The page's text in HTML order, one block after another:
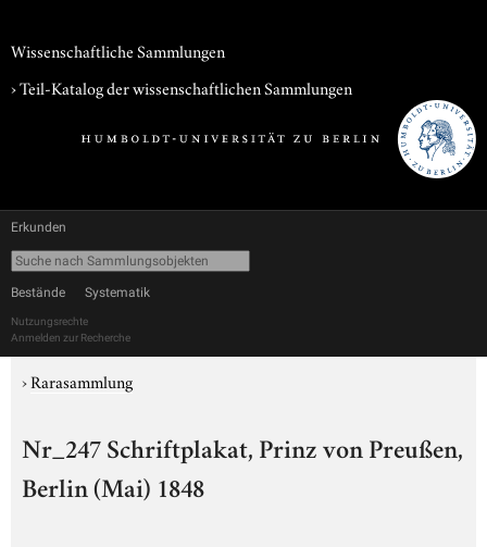
Wissenschaftliche Sammlungen
› Teil-Katalog der wissenschaftlichen Sammlungen
Erkunden
Bestände Systematik
Nutzungsrechte
Anmelden zur Recherche
›Rarasammlung
Nr_247 Schriftplakat, Prinz von Preußen,
Berlin (Mai) 1848